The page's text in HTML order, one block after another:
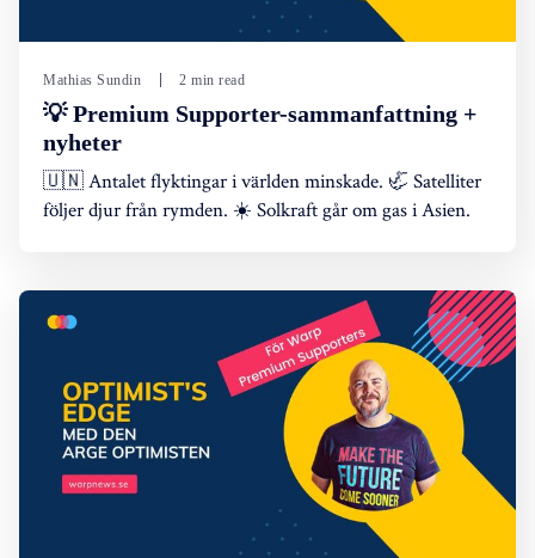
Mathias Sundin 2 min read
💡 Premium Supporter-sammanfattning +
nyheter
🇺🇳 Antalet flyktingar i världen minskade. 🦏 Satelliter
följer djur från rymden. ☀️ Solkraft går om gas i Asien.